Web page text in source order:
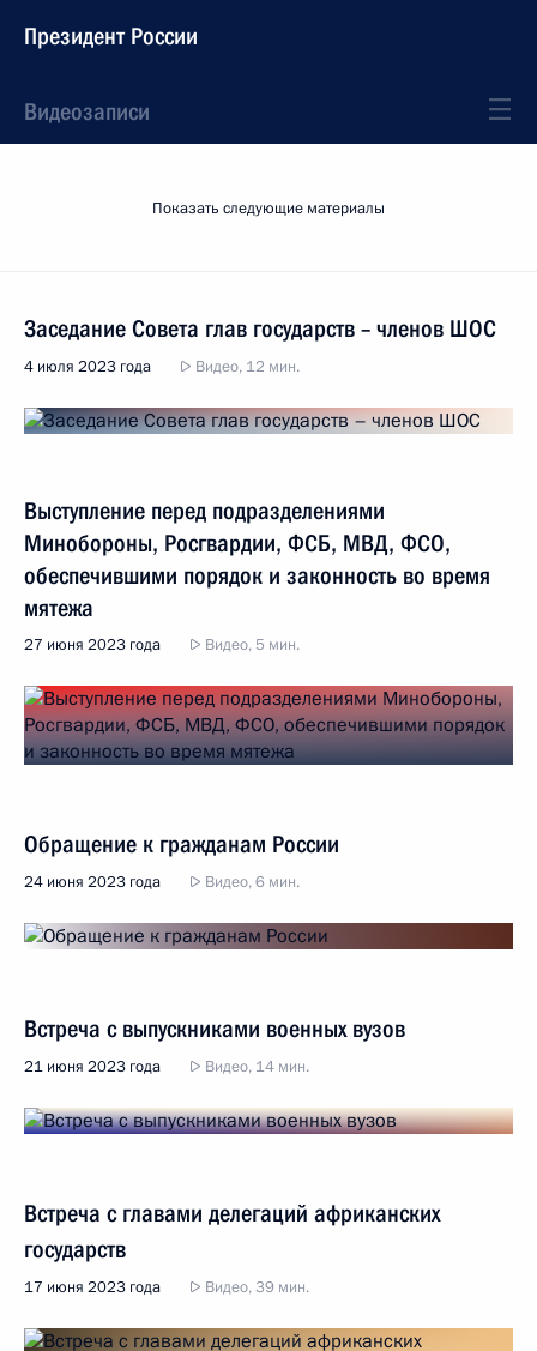
Президент России
Видеозаписи
Показать следующие материалы
Заседание Совета глав государств – членов ШОС
4 июля 2023 года Видео, 12 мин.
Выступление перед подразделениями
Минобороны, Росгвардии, ФСБ, МВД, ФСО,
обеспечившими порядок и законность во время
мятежа
27 июня 2023 года Видео, 5 мин.
Обращение к гражданам России
24 июня 2023 года Видео, 6 мин.
Встреча с выпускниками военных вузов
21 июня 2023 года Видео, 14 мин.
Встреча с главами делегаций африканских
государств
17 июня 2023 года Видео, 39 мин.